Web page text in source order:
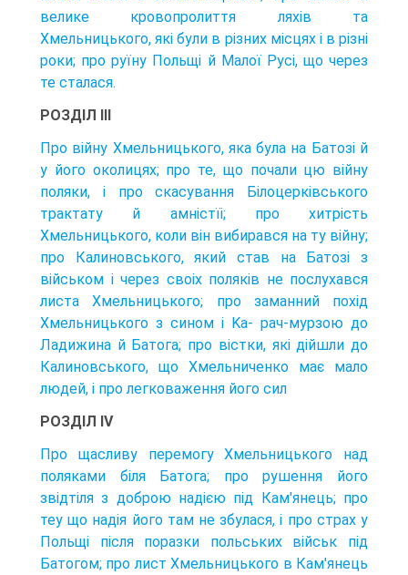
велике кровопролиття ляхів та
Хмельницького, які були в різних місцях і в різні
роки; про руїну Польщі й Малої Pyci, що через
те сталася.
РОЗДІЛ III
Про війну Хмельницького, яка була на Батозі й
у його околицях; про те, що почали цю війну
поляки, і про скасування Білоцерківського
трактату й амністїі; про хитрість
Хмельницького, коли він вибирався на ту війну;
про Калиновського, який став на Батозі з
військом і через своіх поляків не послухався
листа Хмельницького; про заманний похід
Хмельницького з сином і Ka- рач-мурзою до
Ладижина й Батога; про вістки, які дійшли до
Калиновського, що Хмельниченко має мало
людей, і про легковаження його сил
РОЗДІЛ IV
Про щасливу перемогу Хмельницького над
поляками біля Батога; про рушення його
звідтіля з доброю надією під Кам'янець; про
теу що надія його там не збулася, і про страх у
Польщі після поразки польських військ під
Батогом; про лист Хмельницького в Кам'янець